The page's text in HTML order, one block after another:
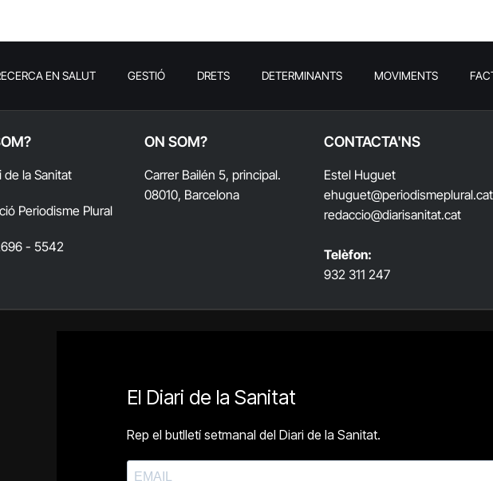
EN SALUT GESTIÓ DRETS DETERMINANTS MOVIMENTS
de la Sanitat
Periodisme Plural
- 5542
ON SOM?
Carrer Bailén 5, principal.
08010, Barcelona
CONTACTA'NS
Estel Huguet
ehuguet@periodismeplural.cat
redaccio@diarisanitat.cat
Telèfon:
932 311 247